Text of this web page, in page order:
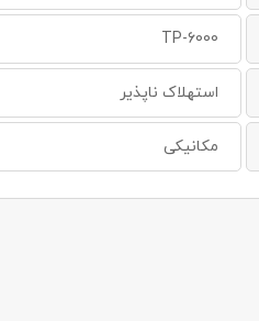
TP-6000
استهلاک ناپذیر
مکانیکی